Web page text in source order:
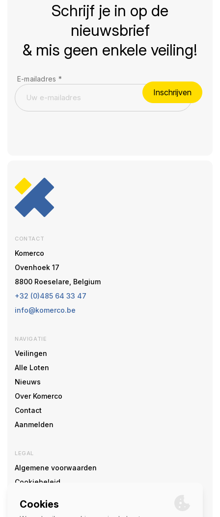
Schrijf je in op de
nieuwsbrief
& mis geen enkele veiling!
E-mailadres *
Inschrijven
CONTACT
Komerco
Ovenhoek 17
8800 Roeselare, Belgium
+32 (0)485 64 33 47
info@komerco.be
NAVIGATIE
Veilingen
Alle Loten
Nieuws
Over Komerco
Contact
Aanmelden
LEGAL
Algemene voorwaarden
Cookiebeleid